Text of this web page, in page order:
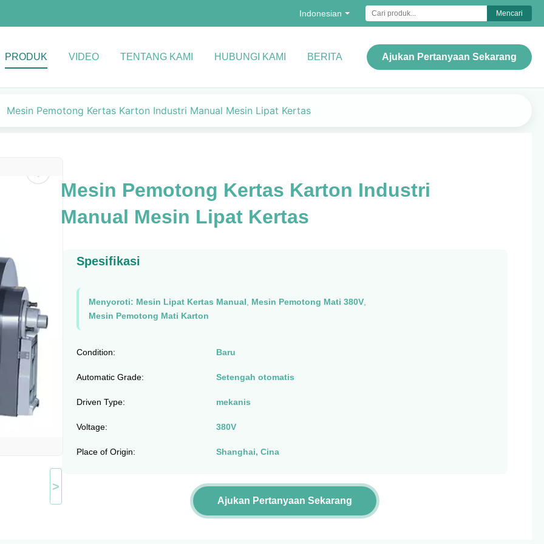
Indonesian Mencari
PRODUK VIDEO TENTANG KAMI HUBUNGI KAMI BERITA Ajukan Pertanyaan Sekarang
Mesin Pemotong Kertas Karton Industri Manual Mesin Lipat Kertas
>
Mesin Pemotong Kertas Karton Industri
Manual Mesin Lipat Kertas
Spesifikasi
Menyoroti: Mesin Lipat Kertas Manual Mesin Pemotong Mati 380V,
Mesin Pemotong Mati Karton
Condition: Baru
Automatic Grade: Setengah otomatis
Driven Type: mekanis
Voltage: 380V
Place of Origin: Shanghai, Cina
Ajukan Pertanyaan Sekarang